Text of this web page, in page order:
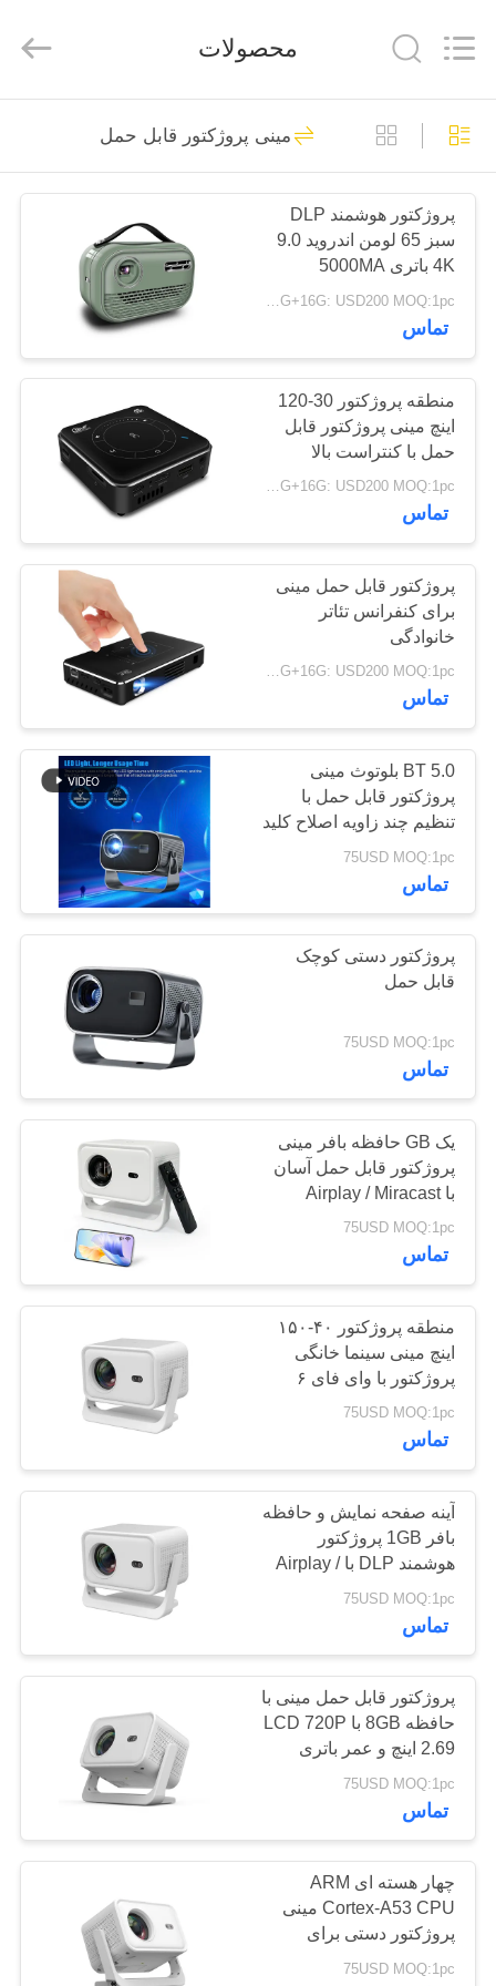
خونه
محصولات
ویدیو
نمایش
VR
درباره
تور
کارخانه
کنترل
کیفیت
تماس
بگیرید
اخبار
درخواست
نقل قول
نقشه
سایت
سیاست
حفظ
حریم
خصوصی
Electronic
Co.,
دوربین های فرسوده
پلیس
186
دوربین های بدن پلیس
117
دوربین 4G بدنه
فرسوده
137
دوربین ایمنی کلاه
ایمنی
301
دوربین های داش 4G
140
4G DVR موبایل
56
شارژر باتری DC
124
دوربین پوشیده شده
بدن
86
محصولات
مینی پروژکتور قابل حمل
پروژکتور هوشمند DLP
سبز 65 لومن اندروید 9.0
4K باتری 5000MA
1G+8G: USD190/2G+16G: USD200 MOQ:1pc
تماس
منطقه پروژکتور 30-120
اینچ مینی پروژکتور قابل
حمل با کنتراست بالا
1G+8G: USD190/2G+16G: USD200 MOQ:1pc
تماس
پروژکتور قابل حمل مینی
برای کنفرانس تئاتر
خانوادگی
1G+8G: USD190/2G+16G: USD200 MOQ:1pc
تماس
BT 5.0 بلوتوث مینی
پروژکتور قابل حمل با
تنظیم چند زاویه اصلاح کلید
و چیپ صفحه نمایش منبع
نور LED
75USD MOQ:1pc
تماس
پروژکتور دستی کوچک
قابل حمل
75USD MOQ:1pc
تماس
یک GB حافظه بافر مینی
پروژکتور قابل حمل آسان
با Airplay / Miracast
4.5m فاصله پروژکتور
75USD MOQ:1pc
تماس
منطقه پروژکتور ۴۰-۱۵۰
اینچ مینی سینما خانگی
پروژکتور با وای فای ۶
۲٫۴G / ۵G
۸۰۲.۱۱a/b/g/n/ac/ax
75USD MOQ:1pc
تماس
آینه صفحه نمایش و حافظه
بافر 1GB پروژکتور
هوشمند DLP با Airplay /
MiraCast
75USD MOQ:1pc
تماس
پروژکتور قابل حمل مینی با
حافظه 8GB با LCD 720P
2.69 اینچ و عمر باتری
طولانی مدت
75USD MOQ:1pc
تماس
چهار هسته ای ARM
Cortex-A53 CPU مینی
پروژکتور دستی برای
جلسات تجاری و ارائه
75USD MOQ:1pc